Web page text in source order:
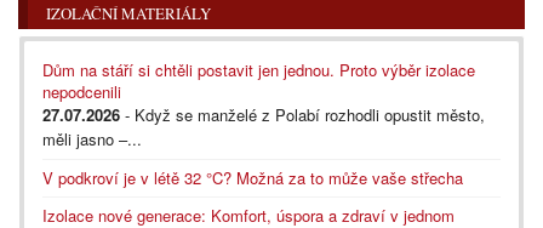
IZOLAČNÍ MATERIÁLY
Dům na stáří si chtěli postavit jen jednou. Proto výběr izolace
nepodcenili
27.07.2026 - Když se manželé z Polabí rozhodli opustit město,
měli jasno –...
V podkroví je v létě 32 °C? Možná za to může vaše střecha
Izolace nové generace: Komfort, úspora a zdraví v jednom